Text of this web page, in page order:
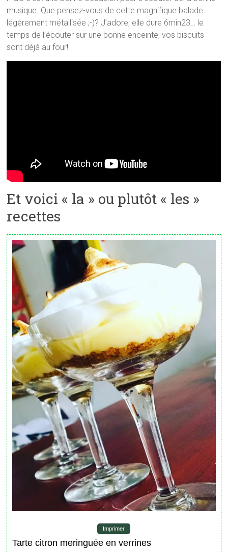
musique. Que pensez-vous de cette magnifique balade
légèrement métallisée ;-)? J’adore, elle dure 6min23… le
temps de l’écouter sur une bonne enceinte, vos biscuits
sont déjà au four!
Et voici « la » ou plutôt « les »
recettes
Imprimer
Tarte citron meringuée en verrines